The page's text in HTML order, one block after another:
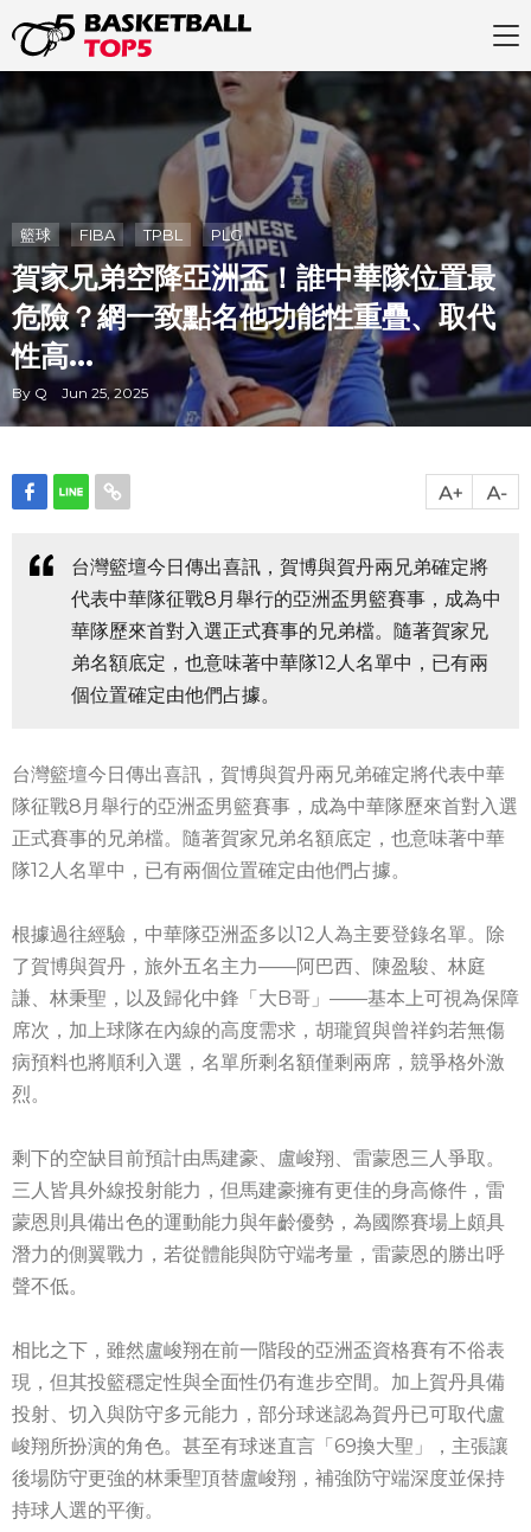
籃球 FIBA TPBL PLG
賀家兄弟空降亞洲盃！誰中華隊位置最
危險？網一致點名他功能性重疊、取代
性高...
By Q Jun 25, 2025
台灣籃壇今日傳出喜訊，賀博與賀丹兩兄弟確定將
代表中華隊征戰8月舉行的亞洲盃男籃賽事，成為中
華隊歷來首對入選正式賽事的兄弟檔。隨著賀家兄
弟名額底定，也意味著中華隊12人名單中，已有兩
個位置確定由他們占據。
台灣籃壇今日傳出喜訊，賀博與賀丹兩兄弟確定將代表中華
隊征戰8月舉行的亞洲盃男籃賽事，成為中華隊歷來首對入選
正式賽事的兄弟檔。隨著賀家兄弟名額底定，也意味著中華
隊12人名單中，已有兩個位置確定由他們占據。
根據過往經驗，中華隊亞洲盃多以12人為主要登錄名單。除
了賀博與賀丹，旅外五名主力——阿巴西、陳盈駿、林庭
謙、林秉聖，以及歸化中鋒「大B哥」——基本上可視為保障
席次，加上球隊在內線的高度需求，胡瓏貿與曾祥鈞若無傷
病預料也將順利入選，名單所剩名額僅剩兩席，競爭格外激
烈。
剩下的空缺目前預計由馬建豪、盧峻翔、雷蒙恩三人爭取。
三人皆具外線投射能力，但馬建豪擁有更佳的身高條件，雷
蒙恩則具備出色的運動能力與年齡優勢，為國際賽場上頗具
潛力的側翼戰力，若從體能與防守端考量，雷蒙恩的勝出呼
聲不低。
相比之下，雖然盧峻翔在前一階段的亞洲盃資格賽有不俗表
現，但其投籃穩定性與全面性仍有進步空間。加上賀丹具備
投射、切入與防守多元能力，部分球迷認為賀丹已可取代盧
峻翔所扮演的角色。甚至有球迷直言「69換大聖」，主張讓
後場防守更強的林秉聖頂替盧峻翔，補強防守端深度並保持
持球人選的平衡。